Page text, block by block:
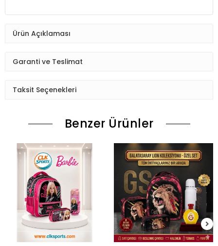
Ürün Açıklaması
Garanti ve Teslimat
Taksit Seçenekleri
Benzer Ürünler